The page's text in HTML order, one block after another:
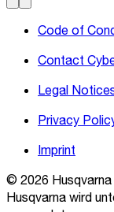
Code of
Contact
Legal
Privacy
Imprint
© 2026
Husqvarna wird